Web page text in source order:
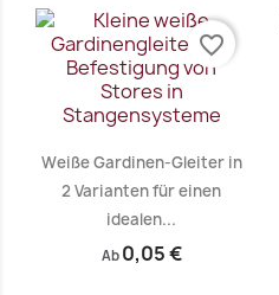
Weiße Gardinen-Gleiter in
2 Varianten für einen
idealen...
Ab 0,05 €
favorite_border